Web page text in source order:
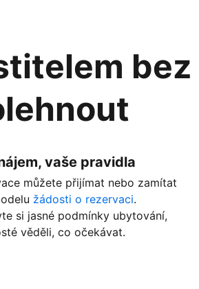
vaše pravidla
můžete přijímat nebo zamítat
žádosti o rezervaci.
si jasné podmínky ubytování,
věděli, co očekávat.